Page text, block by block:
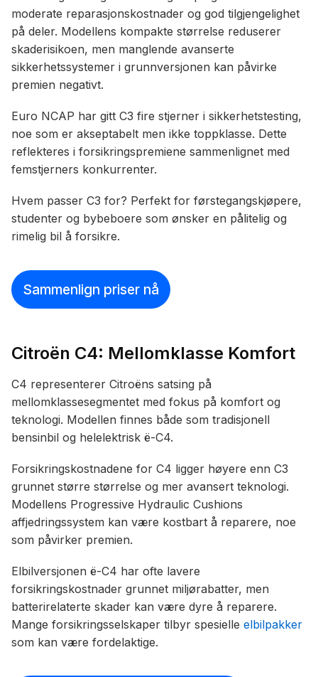
moderate reparasjonskostnader og god tilgjengelighet
på deler. Modellens kompakte størrelse reduserer
skaderisikoen, men manglende avanserte
sikkerhetssystemer i grunnversjonen kan påvirke
premien negativt.
Euro NCAP har gitt C3 fire stjerner i sikkerhetstesting,
noe som er akseptabelt men ikke toppklasse. Dette
reflekteres i forsikringspremiene sammenlignet med
femstjerners konkurrenter.
Hvem passer C3 for? Perfekt for førstegangskjøpere,
studenter og bybeboere som ønsker en pålitelig og
rimelig bil å forsikre.
Sammenlign priser nå
Citroën C4: Mellomklasse Komfort
C4 representerer Citroëns satsing på
mellomklassesegmentet med fokus på komfort og
teknologi. Modellen finnes både som tradisjonell
bensinbil og helelektrisk ë-C4.
Forsikringskostnadene for C4 ligger høyere enn C3
grunnet større størrelse og mer avansert teknologi.
Modellens Progressive Hydraulic Cushions
affjedringssystem kan være kostbart å reparere, noe
som påvirker premien.
Elbilversjonen ë-C4 har ofte lavere
forsikringskostnader grunnet miljørabatter, men
batterirelaterte skader kan være dyre å reparere.
Mange forsikringsselskaper tilbyr spesielle elbilpakker
som kan være fordelaktige.